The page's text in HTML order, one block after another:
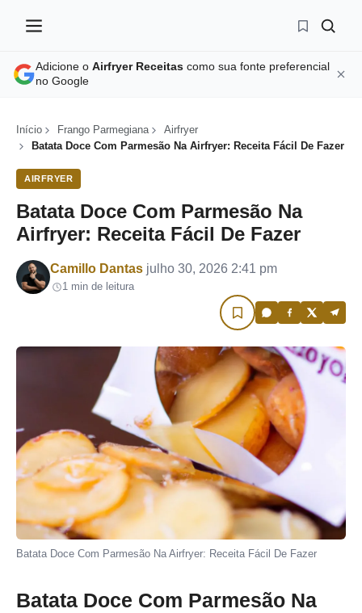
Adicione o Airfryer Receitas como sua fonte preferencial
no Google
Início Frango Parmegiana
Airfryer
Batata Doce Com Parmesão Na Airfryer: Receita Fácil De Fazer
AIRFRYER
Batata Doce Com Parmesão Na
Airfryer: Receita Fácil De Fazer
Por
Camillo Dantas julho 30, 2026 2:41 pm
1 min de leitura
Batata Doce Com Parmesão Na Airfryer: Receita Fácil De Fazer
Batata Doce Com Parmesão Na